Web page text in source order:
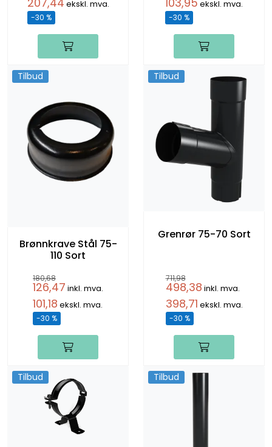
ekskl. mva.
-30 %
ekskl. mva.
-30 %
Tilbud
Brønnkrave Stål 75-
110 Sort
180,68
126,47 inkl. mva.
101,18 ekskl. mva.
-30 %
Tilbud
Grenrør 75-70 Sort
711,98
498,38 inkl. mva.
398,71 ekskl. mva.
-30 %
Tilbud Tilbud